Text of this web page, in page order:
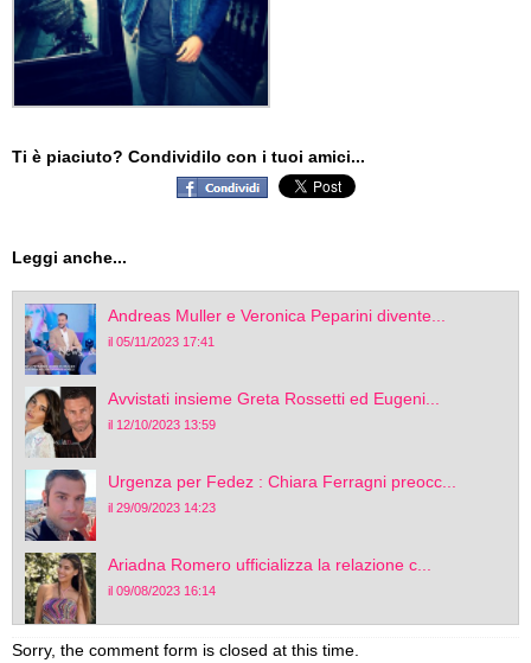
Ti è piaciuto? Condividilo con i tuoi amici...
Leggi anche...
Andreas Muller e Veronica Peparini divente...
il 05/11/2023 17:41
Avvistati insieme Greta Rossetti ed Eugeni...
il 12/10/2023 13:59
Urgenza per Fedez : Chiara Ferragni preocc...
il 29/09/2023 14:23
Ariadna Romero ufficializza la relazione c...
il 09/08/2023 16:14
Sorry, the comment form is closed at this time.